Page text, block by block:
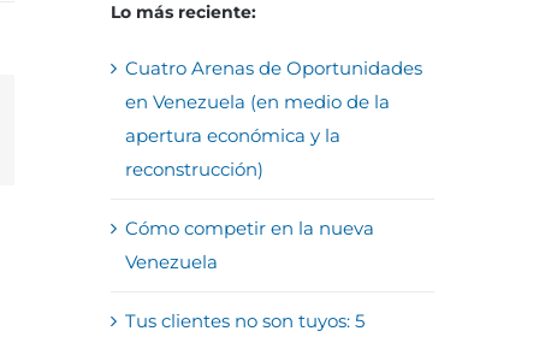
Lo más reciente:
Cuatro Arenas de Oportunidades
en Venezuela (en medio de la
apertura económica y la
reconstrucción)
Cómo competir en la nueva
Venezuela
Tus clientes no son tuyos: 5